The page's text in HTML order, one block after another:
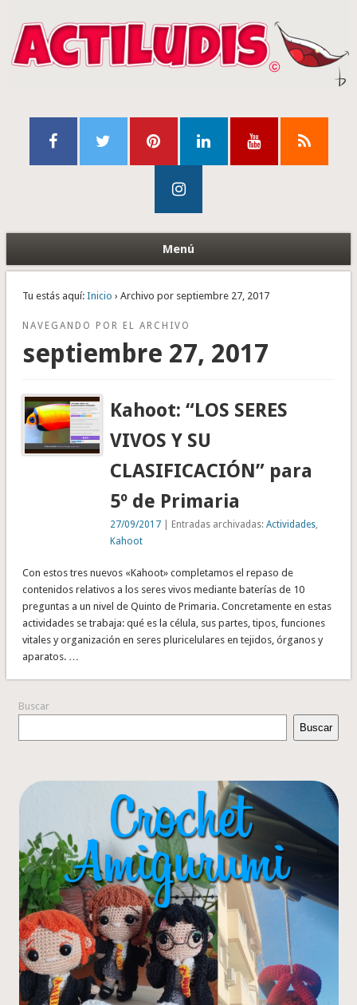
Menú
Tu estás aquí: Inicio › Archivo por septiembre 27, 2017
NAVEGANDO POR EL ARCHIVO
septiembre 27, 2017
Kahoot: “LOS SERES
VIVOS Y SU
CLASIFICACIÓN” para
5º de Primaria
27/09/2017 | Entradas archivadas:Actividades
Kahoot
Con estos tres nuevos «Kahoot» completamos el repaso de
contenidos relativos a los seres vivos mediante baterías de 10
preguntas a un nivel de Quinto de Primaria. Concretamente en estas
actividades se trabaja: qué es la célula, sus partes, tipos, funciones
vitales y organización en seres pluricelulares en tejidos, órganos y
aparatos. …
Buscar
Buscar